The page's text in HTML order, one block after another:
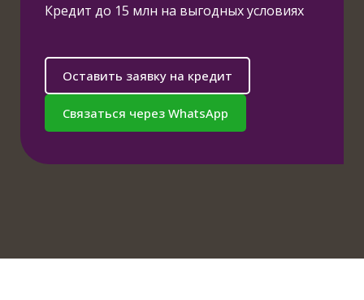
Кредит до 15 млн на выгодных условиях
Оставить заявку на кредит
Связаться через WhatsApp